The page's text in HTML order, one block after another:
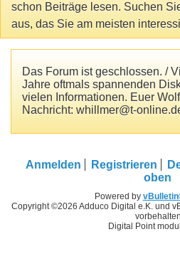
schon Beiträge lesen. Suchen
aus, das Sie am meisten
Das Forum ist geschlossen. /
Jahre oftmals spannenden
vielen Informationen. Euer
Nachricht: whillmer@t-
Anmelden Registrieren
oben
Powered by
Copyright ©2026 Adduco Digital e.K. und
vorbehalten.
Digital Point